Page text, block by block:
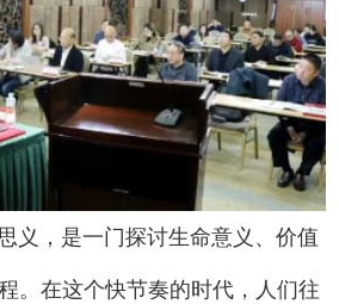
义，是一门探讨生命意义、价值
。在这个快节奏的时代，人们往